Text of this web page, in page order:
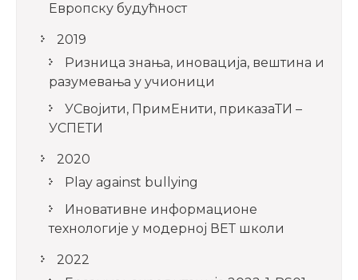
Европску будућност
2019
Ризница знања, иновација, вештина и
разумевања у учионици
УСвојити, ПримЕнити, приказаТИ –
УСПЕТИ
2020
Play against bullying
Иновативне информационе
технологије у модерној ВЕТ школи
2022